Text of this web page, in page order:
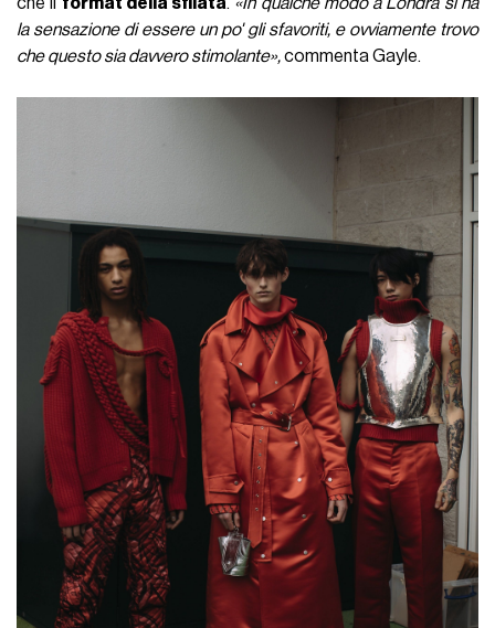
che il format della sfilata. «In qualche modo a Londra si ha
la sensazione di essere un po' gli sfavoriti, e ovviamente trovo
che questo sia davvero stimolante»,commenta Gayle.